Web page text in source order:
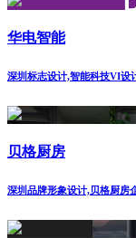
华电智能
深圳标志设计,智能科技VI设
贝格厨房
深圳品牌形象设计,贝格厨房